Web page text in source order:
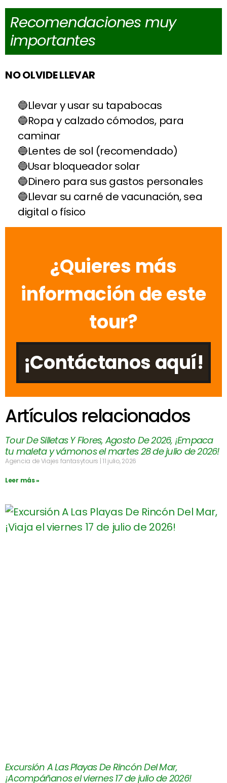
Recomendaciones muy
importantes
NO OLVIDE LLEVAR
Llevar y usar su tapabocas
Ropa y calzado cómodos, para
caminar
Lentes de sol (recomendado)
Usar bloqueador solar
Dinero para sus gastos personales
Llevar su carné de vacunación, sea
digital o físico
¿Quieres más
información de este
tour?
¡Contáctanos aquí!
Artículos relacionados
Tour De Silletas Y Flores, Agosto De 2026, ¡Empaca
tu maleta y vámonos el martes 28 de julio de 2026!
Agencia de Viajes fantasytours 11 julio, 2026
Leer más »
Excursión A Las Playas De Rincón Del Mar,
¡Acompáñanos el viernes 17 de julio de 2026!